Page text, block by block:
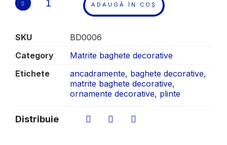
ADAUGĂ ÎN COȘ
SKU
BD0006
Category
Matrite baghete decorative
Etichete
ancadramente, baghete decorative,
matrite baghete decorative,
ornamente decorative, plinte
Distribuie